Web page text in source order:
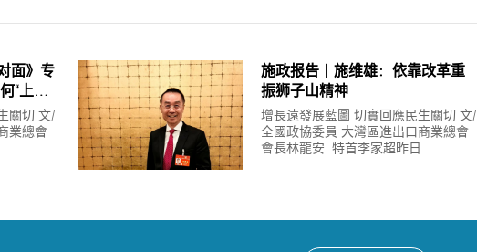
面》专
“上
是什
關切 文/
業總會
…
施政报告｜施维雄：依靠改革重
振狮子山精神
增長遠發展藍圖 切實回應民生關切 文/
全國政協委員 大灣區進出口商業總會
會長林龍安 特首李家超昨日…